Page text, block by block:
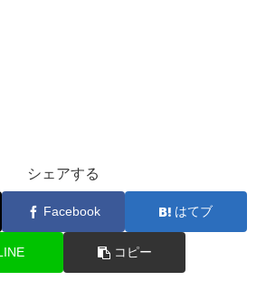
シェアする
Facebook はてブ
コピー